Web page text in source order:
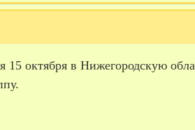
15 октября в Нижегородскую